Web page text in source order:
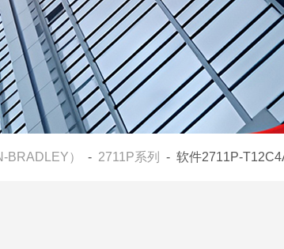
BRADLEY） - 2711P系列 - 软件2711P-